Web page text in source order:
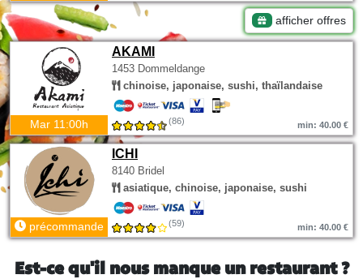
afficher offres
AKAMI
1453 Dommeldange
chinoise, japonaise, sushi, thaïlandaise
Mar 11:00h (86) min: 40.00 €
ICHI
8140 Bridel
asiatique, chinoise, japonaise, sushi
précommande (59) min: 40.00 €
Est-ce qu'il nous manque un restaurant ?